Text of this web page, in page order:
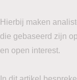
Hierbij maken
die gebaseerd zijn
en open interest.